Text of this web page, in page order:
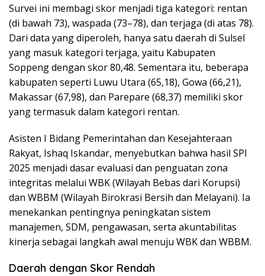
Survei ini membagi skor menjadi tiga kategori: rentan
(di bawah 73), waspada (73–78), dan terjaga (di atas 78).
Dari data yang diperoleh, hanya satu daerah di Sulsel
yang masuk kategori terjaga, yaitu Kabupaten
Soppeng dengan skor 80,48. Sementara itu, beberapa
kabupaten seperti Luwu Utara (65,18), Gowa (66,21),
Makassar (67,98), dan Parepare (68,37) memiliki skor
yang termasuk dalam kategori rentan.
Asisten I Bidang Pemerintahan dan Kesejahteraan
Rakyat, Ishaq Iskandar, menyebutkan bahwa hasil SPI
2025 menjadi dasar evaluasi dan penguatan zona
integritas melalui WBK (Wilayah Bebas dari Korupsi)
dan WBBM (Wilayah Birokrasi Bersih dan Melayani). Ia
menekankan pentingnya peningkatan sistem
manajemen, SDM, pengawasan, serta akuntabilitas
kinerja sebagai langkah awal menuju WBK dan WBBM.
Daerah dengan Skor Rendah